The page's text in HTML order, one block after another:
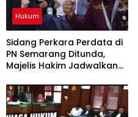
Hukum
Sidang Perkara Perdata di
PN Semarang Ditunda,
Majelis Hakim Jadwalkan
Tergugat